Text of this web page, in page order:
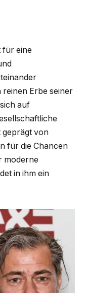
für eine
Erbe seiner
auf
geprägt von
für die Chancen
moderne
in ihm ein